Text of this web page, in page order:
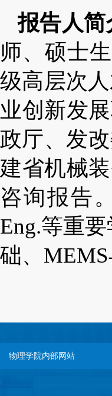
报告人简
师、硕士生
级高层次人
业创新发
政厅、发
建省机械
咨询报告
Eng.等重
础、 MEMS
物理学院内部网站